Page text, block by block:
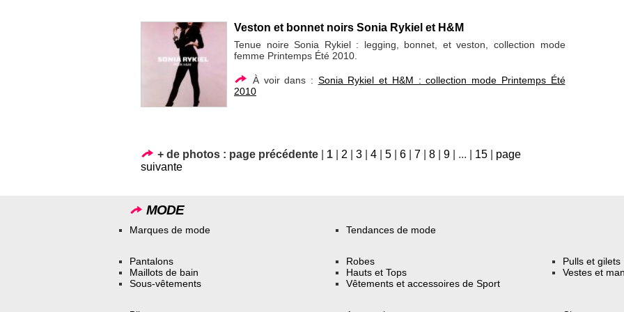
Veston et bonnet noirs Sonia Rykiel et H&M
Tenue noire Sonia Rykiel : legging, bonnet, et veston, collection mode
femme Printemps Été 2010.
À voir dans : Sonia Rykiel et H&M : collection mode Printemps Été
2010
+ de photos : page précédente 1 2 3 4 5 6 7 8 9 ... 15
page
suivante
MODE
Marques de mode Tendances de mode
Pantalons
Maillots de bain
Sous-vêtements
Robes
Hauts et Tops
Vêtements et accessoires de Sport
Pulls et gilets
Vestes et